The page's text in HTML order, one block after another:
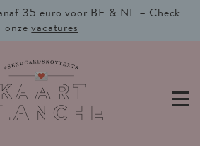
35 euro voor BE & NL – Check
onzevacatures